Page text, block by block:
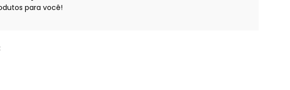
para você!